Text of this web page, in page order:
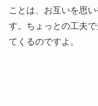
ことは、お互いを思
す。ちょっとの工夫
てくるのですよ。